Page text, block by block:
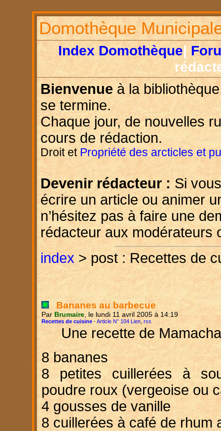
Domothèque
Index Domothèque|
Bienvenue à la
se termine.
Chaque jour, de nouvelles
cours de rédaction.
Droit et Propriété des arcticles et
Devenir rédacteur : Si
écrire un article ou animer
n’hésitez pas à faire une
rédacteur aux modérateurs
index > post : Recettes de
Bananes au barbecue
Par Brumaire , le lundi 11 avril 2005 à 14:19
Recettes de cuisine -Article N° 104 Lien rss
Une recette de
8 bananes
8 petites cuillerées à
poudre roux (vergeoise ou
4 gousses de vanille
8 cuillerées à café de rhum